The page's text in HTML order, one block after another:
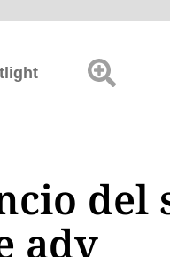
del
adv